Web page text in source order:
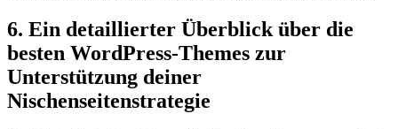
6. Ein detaillierter Überblick über die
besten WordPress-Themes zur
Unterstützung ⁤deiner
Nischenseitenstrategie